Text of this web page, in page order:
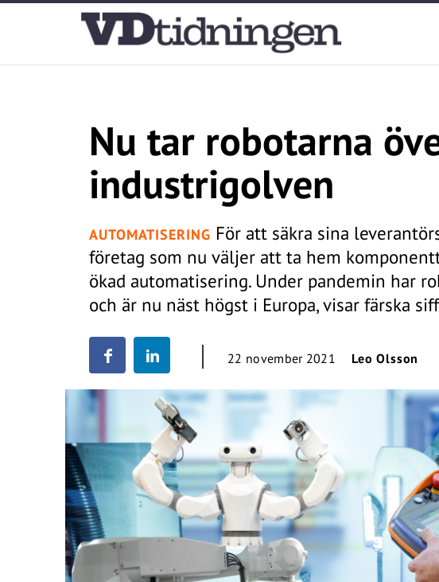
Nu tar robotarna
industrigolven
AUTOMATISERING För att säkra sina
företag som nu väljer att ta hem
ökad automatisering. Under pandemin har
och är nu näst högst i Europa, visar färska
22 november 2021 Leo Olsson